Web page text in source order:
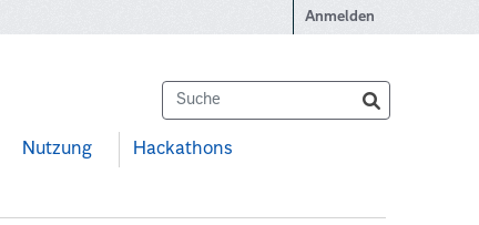
Anmelden
Nutzung Hackathons